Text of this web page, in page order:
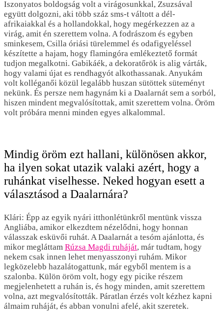
Iszonyatos boldogság volt a virágosunkkal, Zsuzsával
együtt dolgozni, aki több száz sms-t váltott a dél-
afrikaiakkal és a hollandokkal, hogy megérkezzen az a
virág, amit én szerettem volna. A fodrászom és egyben
sminkesem, Csilla óriási türelemmel és odafigyeléssel
készítette a hajam, hogy flamingóra emlékeztető formát
tudjon megalkotni. Gabikáék, a dekoratőrök is alig várták,
hogy valami újat es rendhagyót alkothassanak. Anyukám
volt kolléganői közül legalább huszan sütöttek süteményt
nekünk. És persze nem hagynám ki a Daalarnát sem a sorból,
hiszen mindent megvalósítottak, amit szerettem volna. Öröm
volt próbára menni minden egyes alkalommal.
Mindig öröm ezt hallani, különösen akkor,
ha ilyen sokat utazik valaki azért, hogy a
ruhánkat viselhesse. Neked hogyan esett a
választásod a Daalarnára?
Klári: Épp az egyik nyári itthonlétünkről mentünk vissza
Angliába, amikor elkezdtem nézelődni, hogy honnan
válasszak esküvői ruhát. A Daalarnát a tesóm ajánlotta, és
mikor megláttam Rúzsa Magdi ruháját, már tudtam, hogy
nekem csak innen lehet menyasszonyi ruhám. Mikor
legközelebb hazalátogattunk, már egyből mentem is a
szalonba. Külön öröm volt, hogy egy picike részem
megjelenhetett a ruhán is, és hogy minden, amit szerettem
volna, azt megvalósították. Páratlan érzés volt kézhez kapni
álmaim ruháját, és abban vonulni afelé, akit szeretek.